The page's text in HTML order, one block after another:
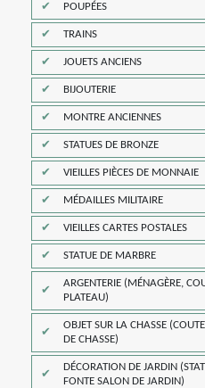
POUPÉES
TRAINS
JOUETS ANCIENS
BIJOUTERIE
MONTRE ANCIENNES
STATUES DE BRONZE
VIEILLES PIÈCES DE MONNAIE
MÉDAILLES MILITAIRE
VIEILLES CARTES POSTALES
STATUE DE MARBRE
ARGENTERIE (MÉNAGÈRE,
PLATEAU)
OBJET SUR LA CHASSE
DE CHASSE)
DÉCORATION DE JARDIN
FONTE SALON DE JARDIN)